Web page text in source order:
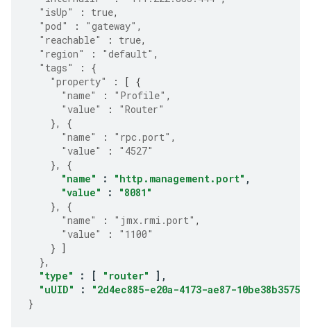
"isUp"
: true,
"pod"
: "gateway" ,
"reachable"
: true,
"region"
: "default" ,
"tags"
:
{
"property"
: [ {
"name"
: "Profile" ,
"value"
:
"Router"
},
{
"name"
: "rpc.port" ,
"value"
:
"4527"
},
{
"name"
: "http.management.port" ,
"value"
:
"8081"
},
{
"name"
: "jmx.rmi.port" ,
"value"
:
"1100"
} ]
},
"type"
: [ "router"
],
"uUID"
:
"2d4ec885-e20a-4173-ae87-10be38b35750"
}